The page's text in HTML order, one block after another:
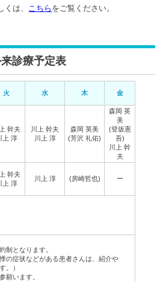
は、 こちら をご覧ください。
診療予定表
火 水 木 金
幹夫
上 淳
川上 幹夫
川上 淳
森岡 英美
(芳沢 礼佑)
森岡 英
美
(登坂憲
吾)
川上 幹
夫
幹夫
上 淳
川上 淳 (房崎哲也) ー
制となります。
の症状などがある患者さんは、紹介や
。）
願います。